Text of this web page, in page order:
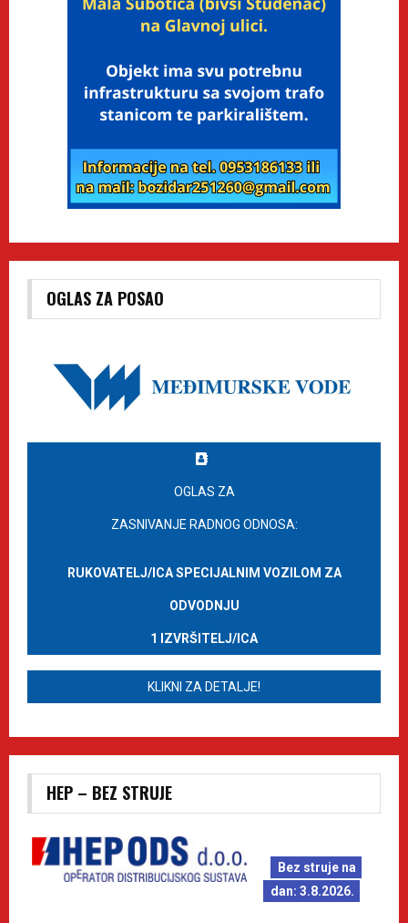
OGLAS ZA POSAO
OGLAS ZA
ZASNIVANJE RADNOG ODNOSA:
RUKOVATELJ/ICA SPECIJALNIM VOZILOM ZA
ODVODNJU
1 IZVRŠITELJ/ICA
KLIKNI ZA DETALJE!
HEP – BEZ STRUJE
Bez struje na
dan: 3.8.2026.